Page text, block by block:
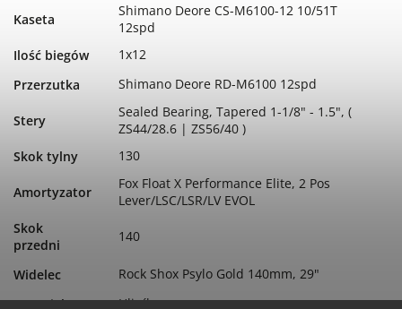
Kaseta
Shimano Deore CS-M6100-12 10/51T
12spd
Ilość biegów
1x12
Przerzutka
Shimano Deore RD-M6100 12spd
Stery
Sealed Bearing, Tapered 1-1/8" - 1.5", (
ZS44/28.6 | ZS56/40 )
Skok tylny
130
Amortyzator
Fox Float X Performance Elite, 2 Pos
Lever/LSC/LSR/LV EVOL
Skok
przedni
140
Widelec
Rock Shox Psylo Gold 140mm, 29"
Materiał
Hliník